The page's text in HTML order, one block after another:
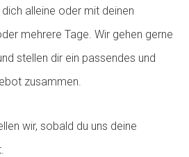
alleine oder mit deinen
mehrere Tage. Wir gehen gerne
stellen dir ein passendes und
zusammen.
wir, sobald du uns deine